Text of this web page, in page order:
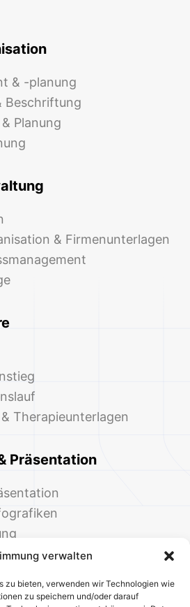
verwalten
zu bieten, verwenden wir Technologien wie
zu speichern und/oder darauf
& -planung
Beschriftung
Planung
& Firmenunterlagen
Therapieunterlagen
Präsentation